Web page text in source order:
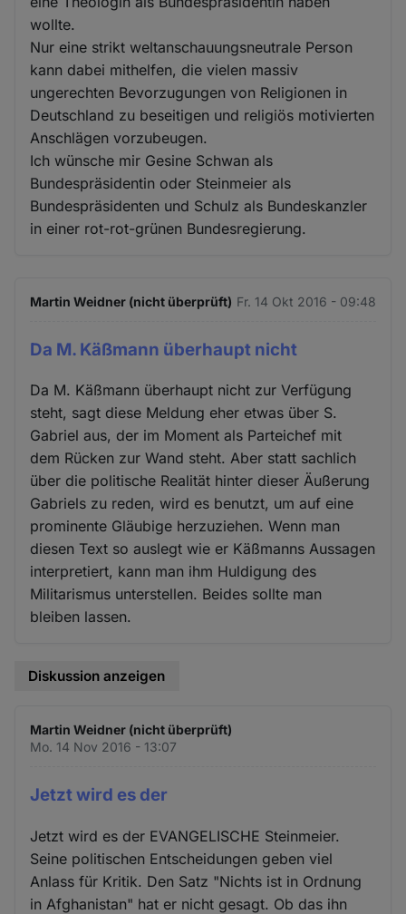
wollte.
Nur eine strikt weltanschauungsneutrale Person
kann dabei mithelfen, die vielen massiv
ungerechten Bevorzugungen von Religionen in
Deutschland zu beseitigen und religiös motivierten
Anschlägen vorzubeugen.
Ich wünsche mir Gesine Schwan als
Bundespräsidentin oder Steinmeier als
Bundespräsidenten und Schulz als Bundeskanzler
in einer rot-rot-grünen Bundesregierung.
Martin Weidner (nicht überprüft) Fr. 14 Okt 2016 - 09:48
Da M. Käßmann überhaupt nicht
Da M. Käßmann überhaupt nicht zur Verfügung
steht, sagt diese Meldung eher etwas über S.
Gabriel aus, der im Moment als Parteichef mit
dem Rücken zur Wand steht. Aber statt sachlich
über die politische Realität hinter dieser Äußerung
Gabriels zu reden, wird es benutzt, um auf eine
prominente Gläubige herzuziehen. Wenn man
diesen Text so auslegt wie er Käßmanns Aussagen
interpretiert, kann man ihm Huldigung des
Militarismus unterstellen. Beides sollte man
bleiben lassen.
Diskussion anzeigen
Martin Weidner (nicht überprüft)
Mo. 14 Nov 2016 - 13:07
Jetzt wird es der
Jetzt wird es der EVANGELISCHE Steinmeier.
Seine politischen Entscheidungen geben viel
Anlass für Kritik. Den Satz "Nichts ist in Ordnung
in Afghanistan" hat er nicht gesagt. Ob das ihn